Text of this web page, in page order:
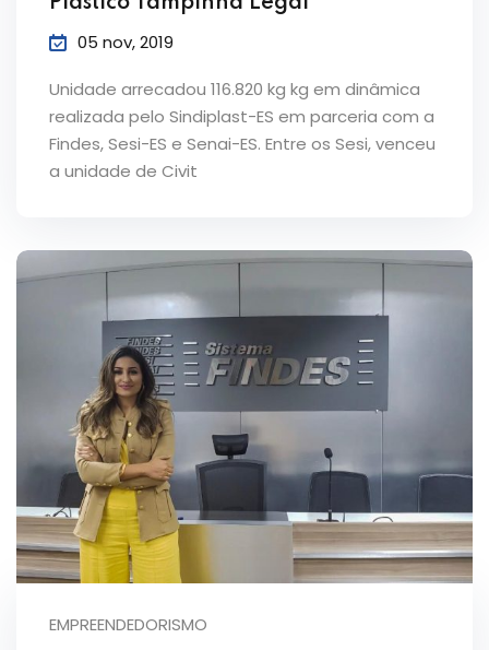
05 nov, 2019
Unidade arrecadou 116.820 kg kg em dinâmica
realizada pelo Sindiplast-ES em parceria com a
Findes, Sesi-ES e Senai-ES. Entre os Sesi, venceu
a unidade de Civit
EMPREENDEDORISMO